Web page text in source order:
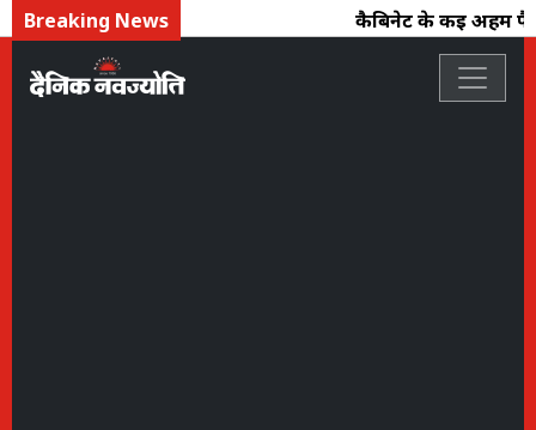
Breaking News कैबिनेट के कई अहम